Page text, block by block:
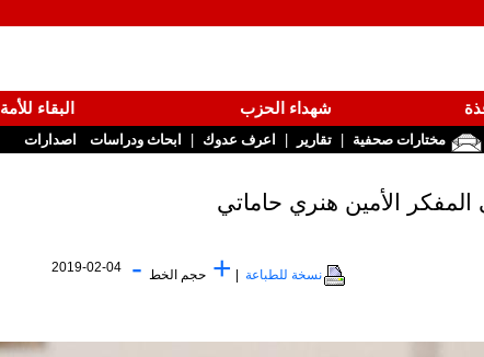
شهداء الحزب
البقاء للأمة
مختارات صحفية | تقارير | اعرف عدوك | ابحاث ودراسات اصدارات
المفكر الأمين هنري حاماتي
نسخة للطباعة + حجم الخط -
2019-02-04